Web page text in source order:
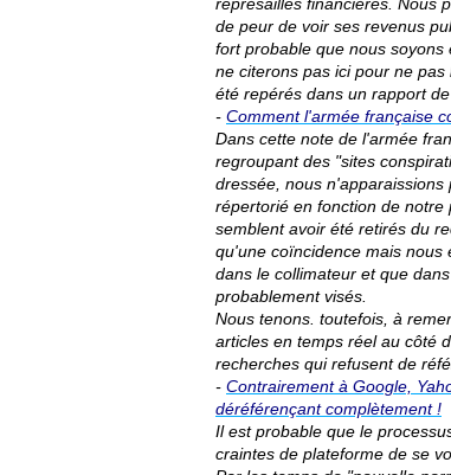
de peur de voir ses revenus
fort probable que nous
ne citerons pas ici pour ne
été repérés dans un rapport
- Comment l'armée française
Dans cette note de l'armée
regroupant des "sites
dressée, nous
répertorié en fonction de notre
semblent avoir été retirés du
qu'une coïncidence mais nous
dans le collimateur et que
probablement visés.
Nous tenons. toutefois, à
articles en temps réel au côté
recherches qui refusent de
- Contrairement à Google,
déréférençant complètement !
Il est probable que le
craintes de plateforme de se